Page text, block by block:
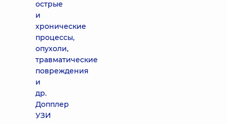
острые
и
хронические
процессы,
опухоли,
травматические
повреждения
и
др.
Допплер
УЗИ